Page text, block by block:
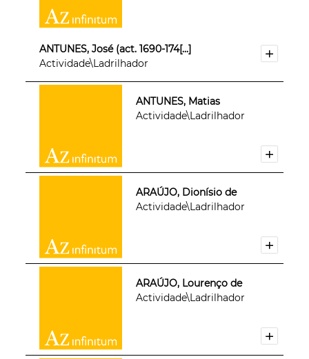
ANTUNES, José (act. 1690-174[...]
Actividade\Ladrilhador
ANTUNES, Matias
Actividade\Ladrilhador
ARAÚJO, Dionísio de
Actividade\Ladrilhador
ARAÚJO, Lourenço de
Actividade\Ladrilhador